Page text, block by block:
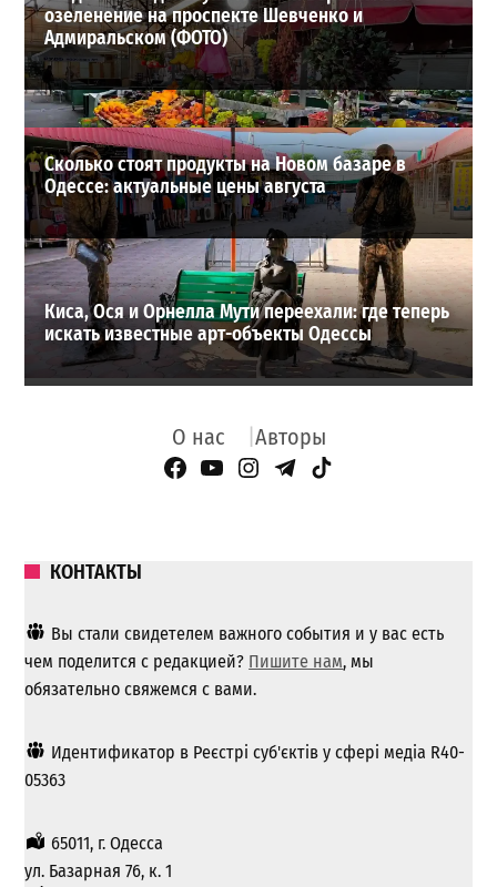
озеленение на проспекте Шевченко и
Адмиральском (ФОТО)
Сколько стоят продукты на Новом базаре в
Одессе: актуальные цены августа
Киса, Ося и Орнелла Мути переехали: где теперь
искать известные арт-объекты Одессы
О нас Авторы
Facebook Page
YouTube
Instagram
Telegram
TikTok
КОНТАКТЫ
Вы стали свидетелем важного события и у вас есть
чем поделится с редакцией? Пишите нам, мы
обязательно свяжемся с вами.
Идентификатор в Реєстрі суб'єктів у сфері медіа R40-
05363
65011, г. Одесса
ул. Базарная 76, к. 1